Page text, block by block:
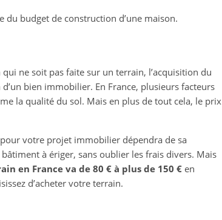
budget de construction d’une maison.
ne soit pas faite sur un terrain, l’acquisition du
bien immobilier. En France, plusieurs facteurs
la qualité du sol. Mais en plus de tout cela, le prix
votre projet immobilier dépendra de sa
à ériger, sans oublier les frais divers. Mais
en France va de 80 € à plus de 150 €en
d’acheter votre terrain.